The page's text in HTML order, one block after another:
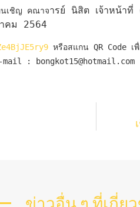
นเชิญ คณาจารย์ นิสิต เจ้าหน้าที่
คม 2564
: bongkot15@hotmail.com